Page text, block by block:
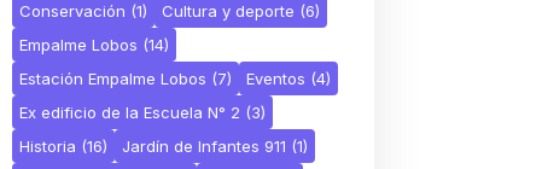
Conservación (1) Cultura y deporte (6)
Empalme Lobos (14)
Estación Empalme Lobos (7) Eventos (4)
Ex edificio de la Escuela N° 2 (3)
Historia (16) Jardín de Infantes 911 (1)